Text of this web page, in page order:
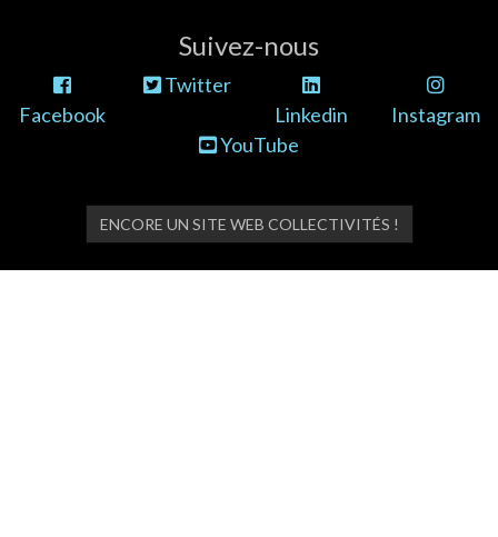
Suivez-nous
Facebook
Twitter
Linkedin
Instagram
YouTube
ENCORE UN SITE WEB COLLECTIVITÉS !